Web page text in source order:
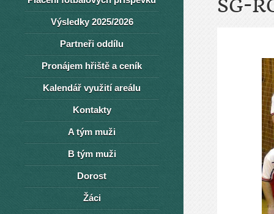
SG-
Výsledky 2025/2026
Partneři oddílu
Pronájem hřiště a ceník
Kalendář využití areálu
Kontakty
A tým muži
B tým muži
Dorost
Žáci